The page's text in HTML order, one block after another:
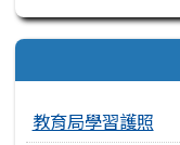
教育局學習護照